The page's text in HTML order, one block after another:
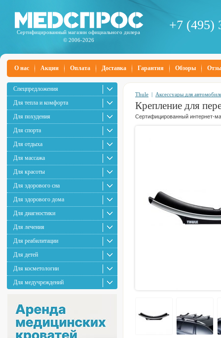
Сертифицированный магазин официального дилера
© 2006-2026
+7 (495)
О нас Акции Оплата Доставка Гарантия Обзоры
Спецпредложения
Для тепла и комфорта
Для похудения
Для спорта
Для отдыха
Для массажа
Для красоты
Для здорового сна
Для здорового дома
Для диагностики
Для лечения
Для реабилитации
Для детей
Для косметологии
Для медучреждений
Thule | Аксессуары для
Крепление для
Сертифицированный интернет-